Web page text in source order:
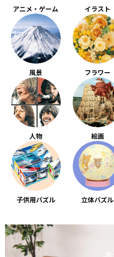
アニメ・ゲーム イラスト
風景 フラワー
人物 絵画
子供用パズル 立体パズル